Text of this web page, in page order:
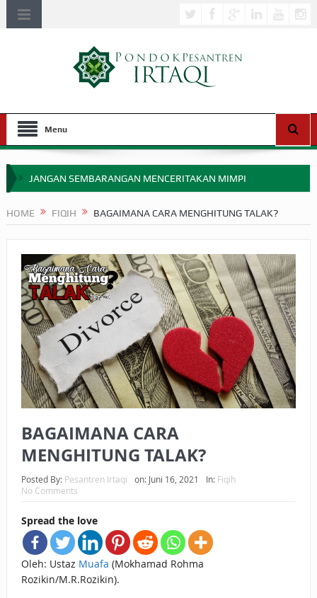
Menu
JANGAN SEMBARANGAN MENCERITAKAN MIMPI
APA HUKUM MEMPERCEPAT PEMBAYARAN ZAKAT
SEBELUM TIBA SAAT WAJIB?
HAKIKAT NIKMAT DI DUNIA!
BAGAIMANA CARA MEMBAYAR ZAKAT UANG?
UANG HARAM BISA MENJADI HALAL JIKA SEBAB
KEPEMILIKANNYA BERUBAH
BAHASA CINTA KARENA ALLAH
HUKUM MEMBAYAR ZAKAT DENGAN CARA MENGANGSUR
HOME FIQIH BAGAIMANA CARA MENGHITUNG TALAK?
BAGAIMANA CARA
MENGHITUNG TALAK?
Posted By: Pesantren Irtaqi on: Juni 16, 2021 In: Fiqih
No Comments
Spread the love
Oleh: Ustaz Muafa (Mokhamad Rohma
Rozikin/M.R.Rozikin).